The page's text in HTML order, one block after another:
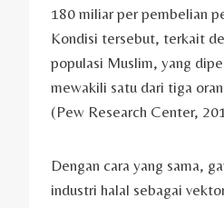
180 miliar per pembelian
Kondisi tersebut, terkait
populasi Muslim, yang
mewakili satu dari tiga
(Pew Research Center,
Dengan cara yang sama,
industri halal sebagai